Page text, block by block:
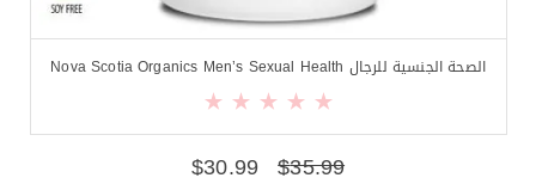
الصحة الجنسية للرجال Nova Scotia Organics Men’s Sexual Health
$35.99
$30.99